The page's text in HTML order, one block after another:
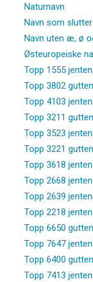
Naturnavn
Navn som
Navn uten æ, ø
Østeuropeiske
Topp 1555
Topp 3802
Topp 4103
Topp 3211
Topp 3523
Topp 3221
Topp 3618
Topp 2668
Topp 2639
Topp 2218
Topp 6650
Topp 7647
Topp 6400
Topp 7413